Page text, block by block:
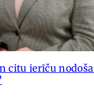
citu ierīču